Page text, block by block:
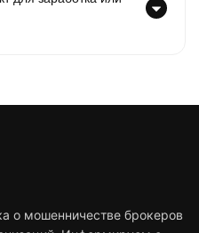
о мошенничестве брокеров